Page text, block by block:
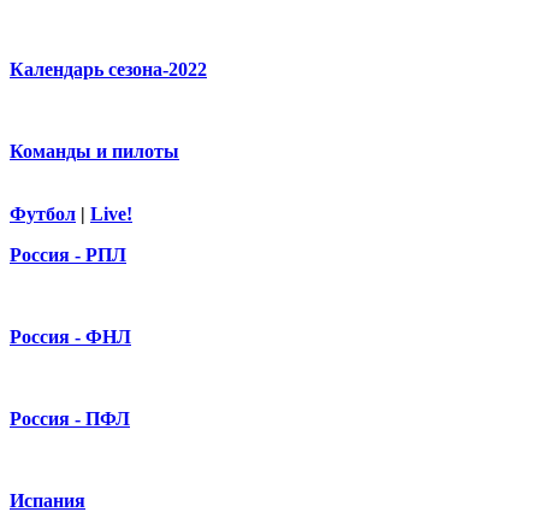
Календарь сезона-2022
Команды и пилоты
Футбол | Live!
Россия - РПЛ
Россия - ФНЛ
Россия - ПФЛ
Испания